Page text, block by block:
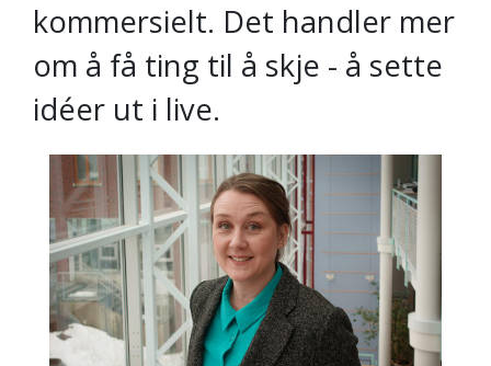
kommersielt. Det handler mer
om å få ting til å skje - å sette
idéer ut i live.